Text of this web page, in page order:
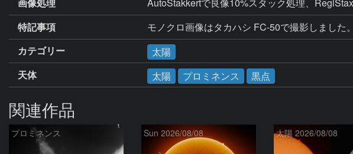
特記事項
モノクロ画像はタカハシ FC-50で撮影しました。
カテゴリー
太陽
天体
太陽 プロミネンス 黒点
関連作品
プロミネンス Sun 2026/08/08 太陽 2026/08/08